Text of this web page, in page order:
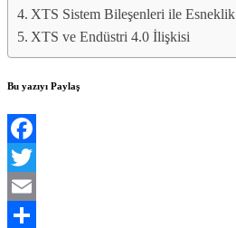
XTS Sistem Bileşenleri ile Esneklik
XTS ve Endüstri 4.0 İlişkisi
Bu yazıyı Paylaş
Facebook
Twitter
Email